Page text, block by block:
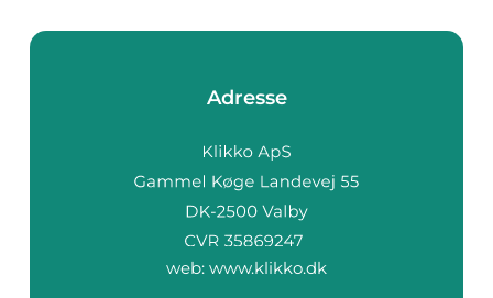
Adresse
web: www.klikko.dk